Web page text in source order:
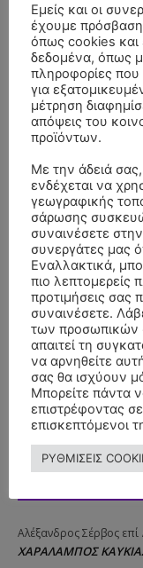
Αλέξανδρος Σέρβος επί
ΧΑΡΑΛΑΜΠΟΣ
Εμείς και οι
έχουμε
όπως cookies και
δεδομένα, όπως
πληροφορίες
για
μέτρηση
απόψεις του
προϊόντων.
Με την άδειά σας,
ενδέχεται να
γεωγραφικής
σάρωσης
συναινέσετε
συνεργάτες μας
Εναλλακτικά,
πιο λεπτομερείς
προτιμήσεις σας
συναινέσετε.
των προσωπικών
απαιτεί τη
να αρνηθείτε
σας θα ισχύουν
Μπορείτε πάντα
επιστρέφοντας
επισκεπτόμενοι
ΡΥΘΜΙΣΕΙΣ